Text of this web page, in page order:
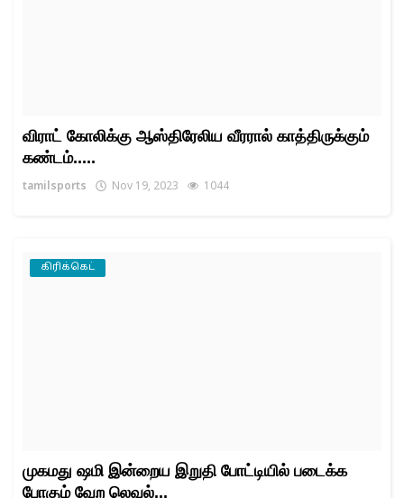
விராட் கோலிக்கு ஆஸ்திரேலிய வீரரால் காத்திருக்கும்
கண்டம்.....
tamilsports Nov 19, 2023 1044
கிரிக்கெட்
முகமது ஷமி இன்றைய இறுதி போட்டியில் படைக்க
போகும் வேற லெவல்...